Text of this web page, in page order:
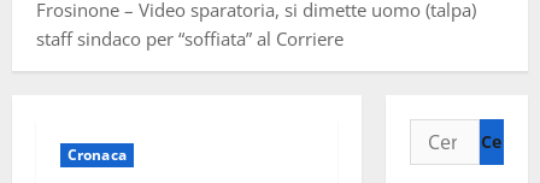
Frosinone – Video sparatoria, si dimette uomo (talpa)
staff sindaco per “soffiata” al Corriere
Cronaca
Ricerca
per: